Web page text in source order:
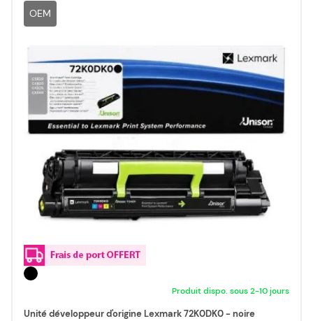
OEM
Produit dispo. sous 2-10 jours
Unité développeur d'origine Lexmark 72K0DK0 - noire